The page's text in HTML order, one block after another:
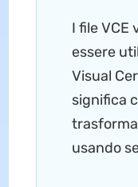
I file VCE
essere
Visual
significa
usando